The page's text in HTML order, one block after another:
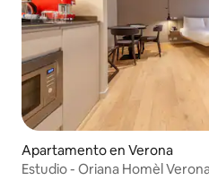
Apartamento en Verona
Estudio - Oriana Homèl